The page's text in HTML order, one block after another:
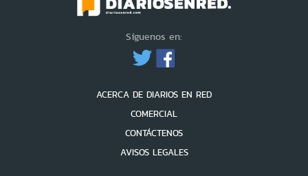
Síguenos en:
ACERCA DE DIARIOS EN RED
COMERCIAL
CONTÁCTENOS
AVISOS LEGALES